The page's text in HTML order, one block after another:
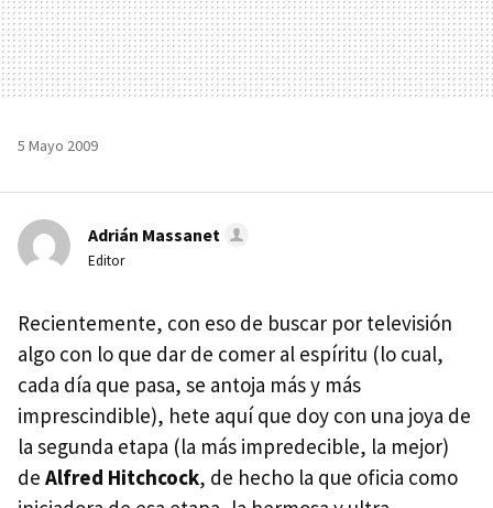
5 Mayo 2009
Adrián Massanet
Editor
Recientemente, con eso de buscar por televisión
algo con lo que dar de comer al espíritu (lo cual,
cada día que pasa, se antoja más y más
imprescindible), hete aquí que doy con una joya de
la segunda etapa (la más impredecible, la mejor)
de Alfred Hitchcock, de hecho la que oficia como